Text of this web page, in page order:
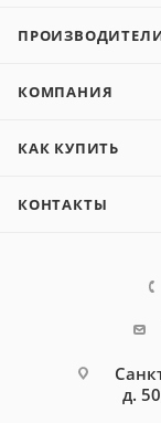
КОМПАНИЯ
КАК КУПИТЬ
КОНТАКТЫ
д.